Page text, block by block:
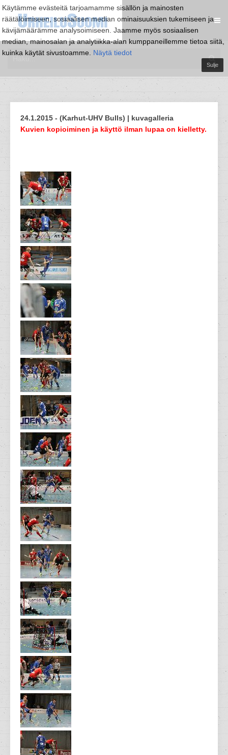
Käytämme evästeitä tarjoamamme sisällön ja mainosten
räätälöimiseen, sosiaalisen median ominaisuuksien tukemiseen ja
kävijämäärämme analysoimiseen. Jaamme myös sosiaalisen
median, mainosalan ja analytiikka-alan kumppaneillemme tietoa siitä,
kuinka käytät sivustoamme. Näytä tiedot
Sulje
24.1.2015 - (Karhut-UHV Bulls) | kuvagalleria
Kuvien kopioiminen ja käyttö ilman lupaa on kielletty.